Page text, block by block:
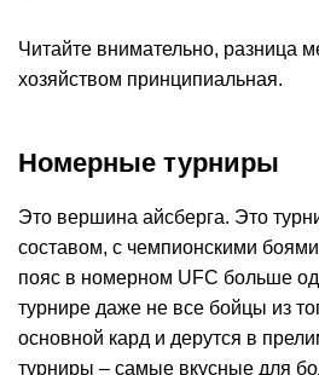
Читайте внимательно, разница
хозяйством принципиальная.
Номерные турниры
Это вершина айсберга. Это
составом, с чемпионскими
пояс в номерном UFC больше
турнире даже не все бойцы из
основной кард и дерутся в
турниры – самые вкусные для